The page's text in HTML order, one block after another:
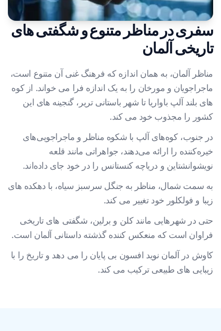
سفری در مناظر متنوع و شگفتی های
تاریخی آلمان
مناظر آلمان، به همان اندازه که فرهنگ غنی آن متنوع است،
ماجراجویان و مورخان را به یک اندازه فرا می خواند. از کوه
های بلند آلپ باواریا تا شهر باستانی تریر، گنجینه های این
کشور را مجذوب خود می کند.
در جنوب، کوه‌های آلپ با شکوه مناظر و ماجراجویی‌های
خیره‌کننده را ارائه می‌دهند، جواهراتی مانند قلعه
نویشوانشتاین و دریاچه کنستانس را در خود جای داده‌اند.
به سمت شمال، مناظر به جنگل سرسبز سیاه، با دهکده های
زیبا و فولکلور خود تغییر می کند.
حتی در شهرهایی مانند کلن و برلین، شگفتی های تاریخی
فراوان است که منعکس کننده گذشته داستانی آلمان است.
کاوش در آلمان نوید افسون بی پایان را می دهد و تاریخ را با
زیبایی های طبیعی ترکیب می کند.